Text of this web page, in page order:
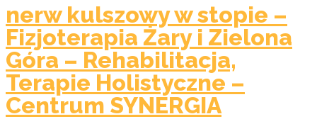
nerw kulszowy w stopie –
Fizjoterapia Żary i Zielona
Góra – Rehabilitacja,
Terapie Holistyczne –
Centrum SYNERGIA